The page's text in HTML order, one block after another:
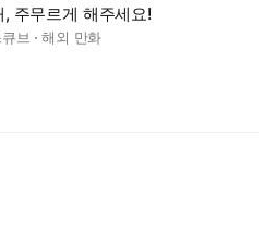
주무르게 해주세요!
브 해외 만화